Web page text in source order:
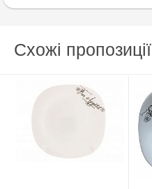
Схожі пропозиції